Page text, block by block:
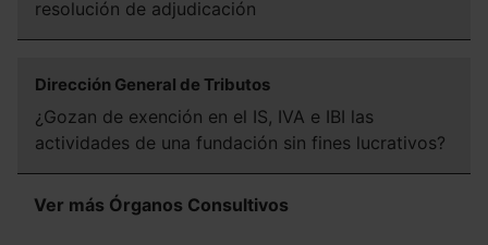
resolución de adjudicación
Dirección General de Tributos
¿Gozan de exención en el IS, IVA e IBI las
actividades de una fundación sin fines lucrativos?
Ver más Órganos Consultivos